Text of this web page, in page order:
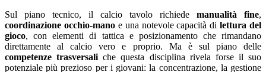
Sul piano tecnico, il calcio tavolo richiede manualità fine,
coordinazione occhio-manoe una notevole capacità dilettura del
gioco, con elementi di tattica e posizionamento che rimandano
direttamente al calcio vero e proprio. Ma è sul piano delle
competenze trasversali che questa disciplina rivela forse il suo
potenziale più prezioso per i giovani: la concentrazione, la gestione